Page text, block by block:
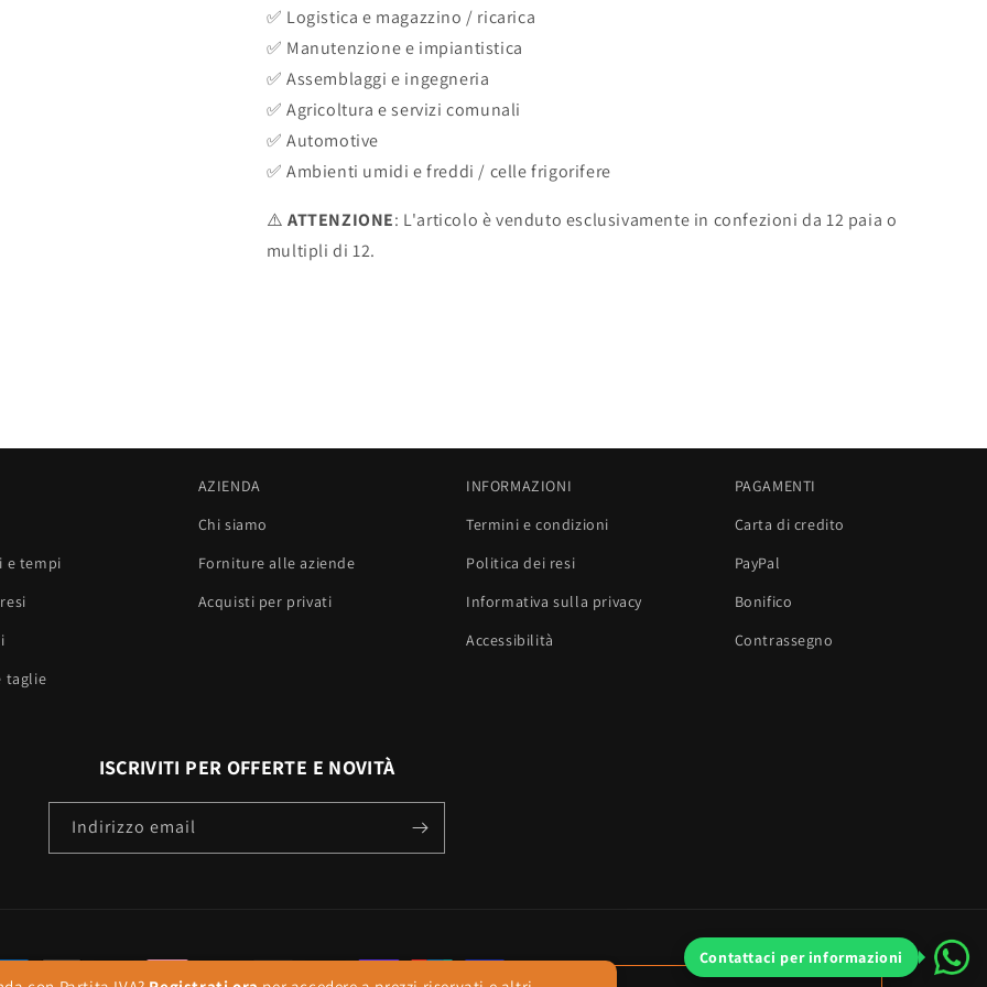
✅ Logistica e magazzino / ricarica
✅ Manutenzione e impiantistica
✅ Assemblaggi e ingegneria
✅ Agricoltura e servizi comunali
✅ Automotive
✅ Ambienti umidi e freddi / celle frigorifere
⚠️ ATTENZIONE: L'articolo è venduto esclusivamente in confezioni da 12 paia o
multipli di 12.
Contattaci per informazioni
e tempi
taglie
AZIENDA
Chi siamo
Forniture alle aziende
Acquisti per privati
INFORMAZIONI
Termini e condizioni
Politica dei resi
Informativa sulla privacy
Accessibilità
PAGAMENTI
Carta di credito
PayPal
Bonifico
Contrassegno
ISCRIVITI PER OFFERTE E NOVITÀ
Indirizzo email